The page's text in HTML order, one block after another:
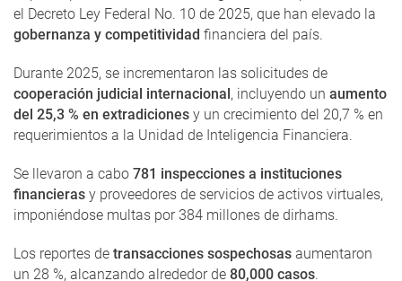
el Decreto Ley Federal No. 10 de 2025, que han elevado la
gobernanza y competitividad financiera del país.
Durante 2025, se incrementaron las solicitudes de
cooperación judicial internacional, incluyendo un aumento
del 25,3 % en extradiciones y un crecimiento del 20,7 % en
requerimientos a la Unidad de Inteligencia Financiera.
Se llevaron a cabo 781 inspecciones a instituciones
financieras y proveedores de servicios de activos virtuales,
imponiéndose multas por 384 millones de dirhams.
Los reportes de transacciones sospechosas aumentaron
un 28 %, alcanzando alrededor de 80,000 casos.